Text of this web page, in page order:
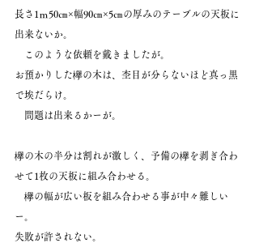
長さ1ｍ50㎝×幅90㎝×5㎝の厚みのテーブルの天板に
出来ないか。
このような依頼を戴きましたが。
お預かりした欅の木は、杢目が分らないほど真っ黒
で埃だらけ。
問題は出来るかーが。
欅の木の半分は割れが激しく、予備の欅を剥ぎ合わ
せて1枚の天板に組み合わせる。
欅の幅が広い板を組み合わせる事が中々難しい
ー。
失敗が許されない。